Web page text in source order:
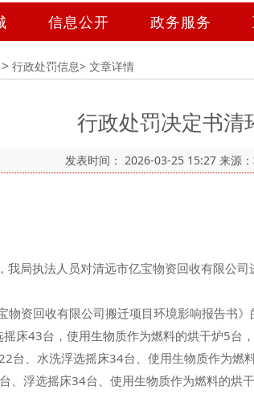
信息公开 政务服务
> 行政处罚信息> 文章详情
行政处罚决定书
发表时间： 2026-03-25 15:27 来源
执法人员对清远市亿宝物资回收有限公司
资回收有限公司搬迁项目环境影响报告书》
床43台，使用生物质作为燃料的烘干炉5
台、水洗浮选摇床34台、使用生物质作为燃
浮选摇床34台、使用生物质作为燃料的烘